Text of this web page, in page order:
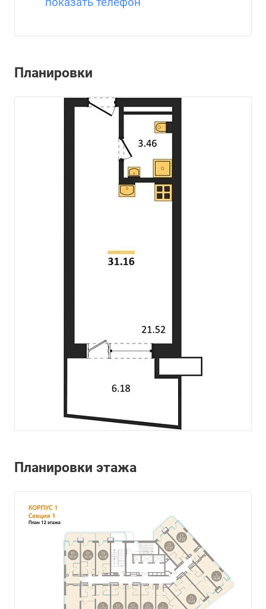
Планировки
Планировки этажа